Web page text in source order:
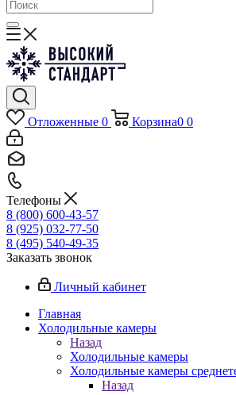
Отложенные 0 Корзина0 0
Телефоны
8 (800) 600-43-57
8 (925) 032-77-50
8 (495) 540-49-35
Заказать звонок
Личный кабинет
Главная
Холодильные камеры
Назад
Холодильные камеры
Холодильные камеры
Назад